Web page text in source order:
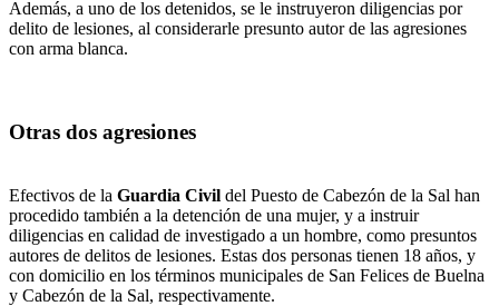
Además, a uno de los detenidos, se le instruyeron diligencias por
delito de lesiones, al considerarle presunto autor de las agresiones
con arma blanca.
Otras dos agresiones
Efectivos de la Guardia Civil del Puesto de Cabezón de la Sal han
procedido también a la detención de una mujer, y a instruir
diligencias en calidad de investigado a un hombre, como presuntos
autores de delitos de lesiones. Estas dos personas tienen 18 años, y
con domicilio en los términos municipales de San Felices de Buelna
y Cabezón de la Sal, respectivamente.